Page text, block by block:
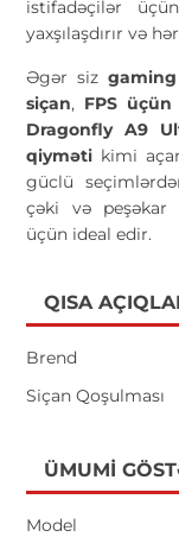
istifadəçilər
yaxşılaşdırır və
Əgər siz
siçan, FPS üçün
Dragonfly A9
qiyməti kimi
güclü
çəki və peşəkar
üçün ideal edir.
QISA
Brend
Siçan Qoşulması
ÜMUMI
Model